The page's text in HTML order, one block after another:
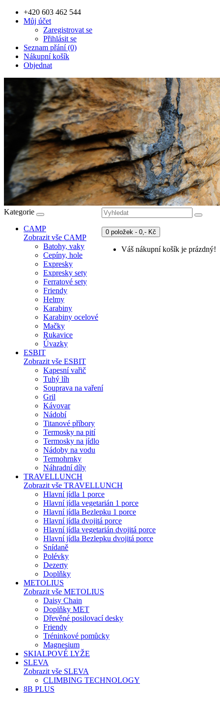
+420 603 462 544
Můj účet
Zaregistrovat se
Přihlásit se
Seznam přání (0)
Nákupní košík
Objednat
0 položek - 0,- Kč
Váš nákupní košík je prázdný!
Kategorie
CAMP
Zobrazit vše CAMP
Batohy, vaky
Cepíny, hole
Expresky
Expresky sety
Ferratové sety
Friendy
Helmy
Karabiny
Karabiny ocelové
Mačky
Rukavice
Úvazky
ESBIT
Zobrazit vše ESBIT
Kapesní vařič
Tuhý líh
Souprava na vaření
Gril
Kávovar
Nádobí
Titanové příbory
Termosky na pití
Termosky na jídlo
Nádoby na vodu
Termohrnky
Náhradní díly
TRAVELLUNCH
Zobrazit vše TRAVELLUNCH
Hlavní jídla 1 porce
Hlavní jídla vegetarián 1 porce
Hlavní jídla Bezlepku 1 porce
Hlavní jídla dvojitá porce
Hlavní jídla vegetarián dvojitá porce
Hlavní jídla Bezlepku dvojitá porce
Snídaně
Polévky
Dezerty
Doplňky
METOLIUS
Zobrazit vše METOLIUS
Daisy Chain
Doplňky MET
Dřevěné posilovací desky
Friendy
Tréninkové pomůcky
Magnesium
SKIALPOVÉ LYŽE
SLEVA
Zobrazit vše SLEVA
CLIMBING TECHNOLOGY
8B PLUS